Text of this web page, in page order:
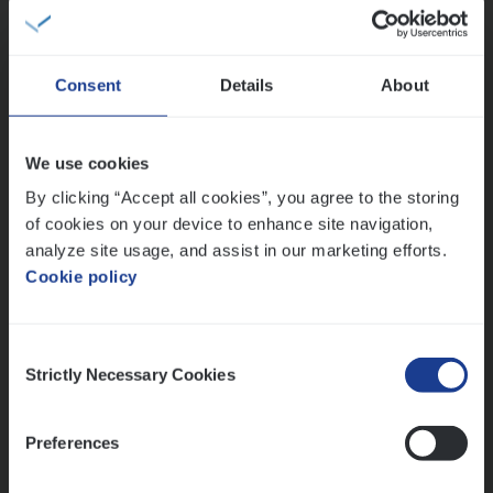
Consent Details About
We use cookies
By clicking “Accept all cookies”, you agree to the storing
of cookies on your device to enhance site navigation,
analyze site usage, and assist in our marketing efforts.
Cookie policy
Selection
Strictly Necessary Cookies
Preferences
IT, Change & Innovation
Test Ana­lyst
IT, Change & Innovation
Antwerpen
Meer dan collega’s: hoe Julie en Aurélie elkaar
Mathias houdt van diepgaande dossiers én droge